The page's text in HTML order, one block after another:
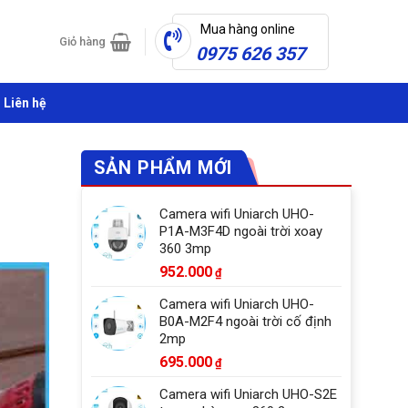
Giỏ hàng
Mua hàng online
0975 626 357
Liên hệ
SẢN PHẨM MỚI
Camera wifi Uniarch UHO-
P1A-M3F4D ngoài trời xoay
360 3mp
952.000 ₫
Camera wifi Uniarch UHO-
B0A-M2F4 ngoài trời cố định
2mp
695.000 ₫
Camera wifi Uniarch UHO-S2E